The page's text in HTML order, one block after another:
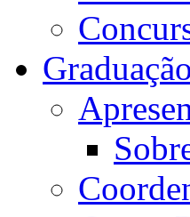
Graduação